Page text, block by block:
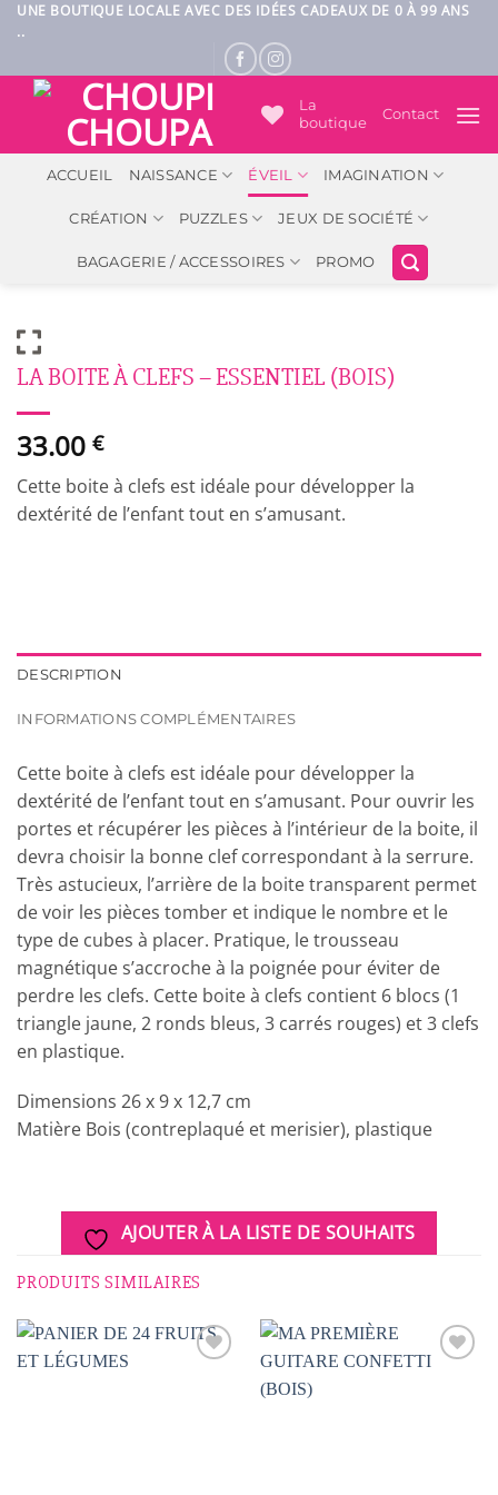
Passer
au
UNE BOUTIQUE LOCALE AVEC DES IDÉES CADEAUX DE 0 À 99 ANS
..
La
boutique
Contact
ACCUEIL NAISSANCE ÉVEIL IMAGINATION
CRÉATION PUZZLES JEUX DE SOCIÉTÉ
BAGAGERIE / ACCESSOIRES PROMO
LA BOITE À CLEFS – ESSENTIEL (BOIS)
33.00 €
Cette boite à clefs est idéale pour développer la
dextérité de l’enfant tout en s’amusant.
DESCRIPTION
INFORMATIONS COMPLÉMENTAIRES
Cette boite à clefs est idéale pour développer la
dextérité de l’enfant tout en s’amusant. Pour ouvrir les
portes et récupérer les pièces à l’intérieur de la boite, il
devra choisir la bonne clef correspondant à la serrure.
Très astucieux, l’arrière de la boite transparent permet
de voir les pièces tomber et indique le nombre et le
type de cubes à placer. Pratique, le trousseau
magnétique s’accroche à la poignée pour éviter de
perdre les clefs. Cette boite à clefs contient 6 blocs (1
triangle jaune, 2 ronds bleus, 3 carrés rouges) et 3 clefs
en plastique.
Dimensions 26 x 9 x 12,7 cm
Matière Bois (contreplaqué et merisier), plastique
AJOUTER À LA LISTE DE SOUHAITS
PRODUITS SIMILAIRES